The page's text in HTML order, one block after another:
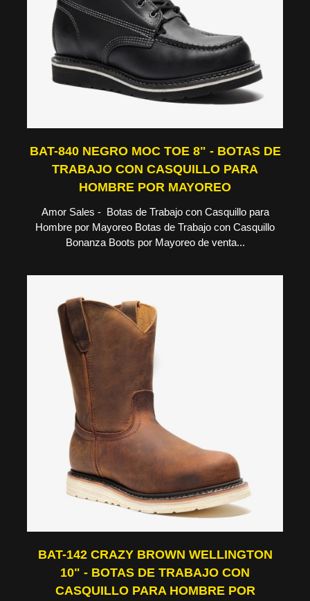
BAT-840 NEGRO MOC TOE 8" - BOTAS DE
TRABAJO CON CASQUILLO PARA
HOMBRE POR MAYOREO
Amor Sales - Botas de Trabajo con Casquillo para
Hombre por Mayoreo Botas de Trabajo con Casquillo
Bonanza Boots por Mayoreo de venta...
BAT-142 CRAZY BROWN WELLINGTON
10" - BOTAS DE TRABAJO CON
CASQUILLO PARA HOMBRE POR